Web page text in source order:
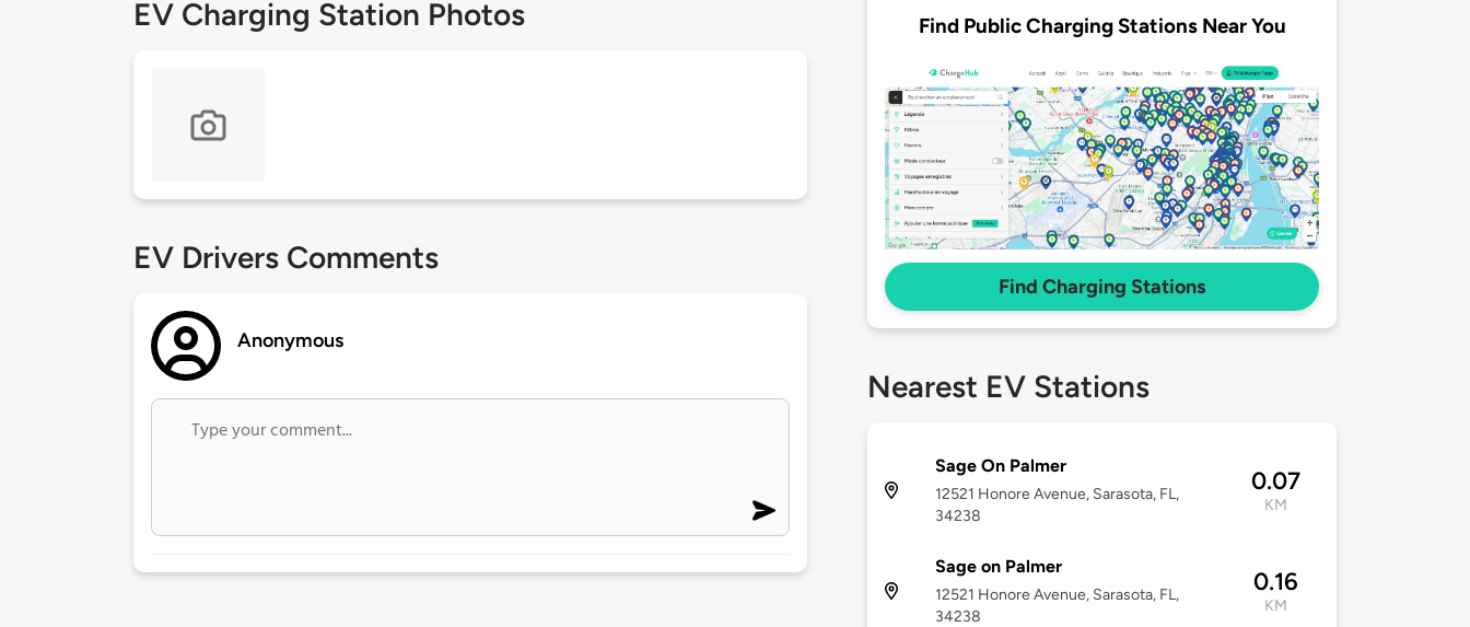
EV Charging Station Photos
EV Drivers Comments
Anonymous
Find Public Charging Stations Near You
Find Charging Stations
Nearest EV Stations
Sage On Palmer
12521 Honore Avenue, Sarasota, FL,
34238
0.07
KM
Sage on Palmer
12521 Honore Avenue, Sarasota, FL,
34238
0.16
KM